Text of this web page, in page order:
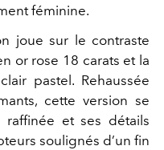
féminine.
joue sur le contraste
or rose 18 carats et la
pastel. Rehaussée
cette version se
et ses détails
soulignés d’un fin